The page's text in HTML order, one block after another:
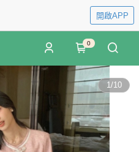
開啟APP
0
1/10